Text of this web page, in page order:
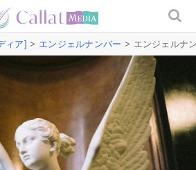
ィア] > エンジェルナンバー > エンジェルナ